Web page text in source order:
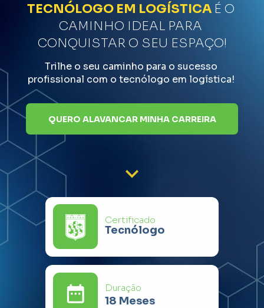
TECNÓLOGO EM LOGÍSTICA É O
CAMINHO IDEAL PARA
CONQUISTAR O SEU ESPAÇO!
Trilhe o seu caminho para o sucesso
profissional com o tecnólogo em logística!
QUERO ALAVANCAR MINHA CARREIRA
Tecnólogo
Certificado
18 Meses
Duração